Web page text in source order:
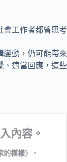
會工作者都曾思考
變動，仍可能帶來
、適當回應，這些